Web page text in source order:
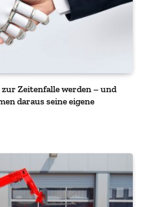
Zeitenfalle werden – und
daraus seine eigene